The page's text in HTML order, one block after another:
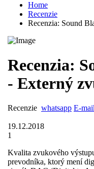
Home
Recenzie
Recenzia: Sound
Recenzia:
- Externý
Recenzie whatsapp E-mail
19.12.2018
1
Kvalita zvukového
prevodníka, ktorý mení